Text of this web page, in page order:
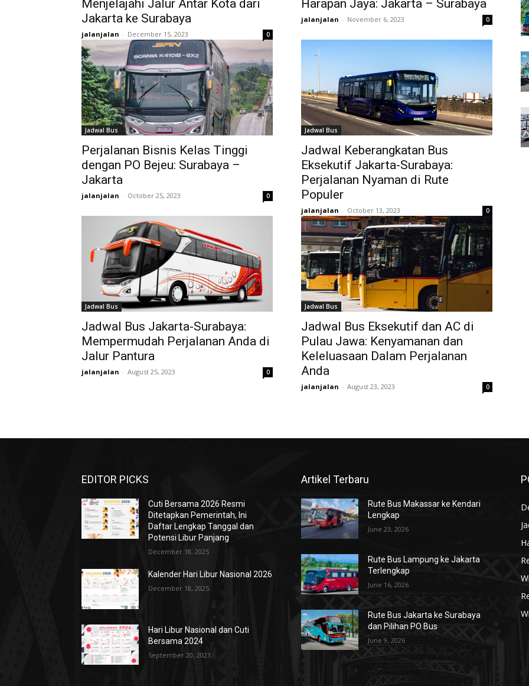
Menjelajahi Jalur Antar Kota dari
Jakarta ke Surabaya
jalanjalan - December 15, 2023 0
Harapan Jaya: Jakarta – Surabaya
jalanjalan - November 6, 2023 0
Jadwal Bus
Perjalanan Bisnis Kelas Tinggi
dengan PO Bejeu: Surabaya –
Jakarta
jalanjalan - October 25, 2023 0
Jadwal Bus
Jadwal Keberangkatan Bus
Eksekutif Jakarta-Surabaya:
Perjalanan Nyaman di Rute
Populer
jalanjalan - October 13, 2023 0
Jadwal Bus
Jadwal Bus Jakarta-Surabaya:
Mempermudah Perjalanan Anda di
Jalur Pantura
jalanjalan - August 25, 2023 0
Jadwal Bus
Jadwal Bus Eksekutif dan AC di
Pulau Jawa: Kenyamanan dan
Keleluasaan Dalam Perjalanan
Anda
jalanjalan - August 23, 2023 0
EDITOR PICKS
Cuti Bersama 2026 Resmi
Ditetapkan Pemerintah, Ini
Daftar Lengkap Tanggal dan
Potensi Libur Panjang
December 18, 2025
Kalender Hari Libur Nasional 2026
December 18, 2025
Hari Libur Nasional dan Cuti
Bersama 2024
September 20, 2023
Artikel Terbaru
Rute Bus Makassar ke Kendari
Lengkap
June 23, 2026
Rute Bus Lampung ke Jakarta
Terlengkap
June 16, 2026
Rute Bus Jakarta ke Surabaya
dan Pilihan PO Bus
June 9, 2026